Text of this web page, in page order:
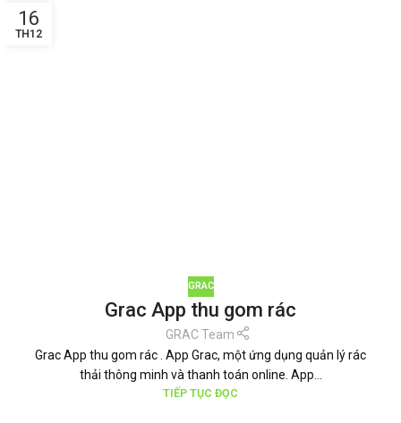
16
TH12
GRAC
Grac App thu gom rác
GRAC Team
Grac App thu gom rác . App Grac, một ứng dụng quản lý rác
thải thông minh và thanh toán online. App...
TIẾP TỤC ĐỌC